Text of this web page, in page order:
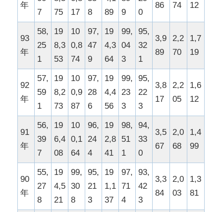
年
7
75
17
8
89
9
0
86
74
12
93
年
58,
25
1
19
8,3
53
10
0,8
74
97,
47
9
19
4,3
64
99,
04
3
95,
32
1
3,9
89
2,2
70
1,7
19
92
年
57,
59
1
19
8,2
73
10
0,9
87
97,
28
6
19
4,4
56
99,
23
3
95,
22
3
3,8
17
2,2
05
1,6
12
91
年
56,
39
7
19
6,4
08
10
0,1
64
96,
24
4
19
2,8
41
98,
51
1
94,
33
0
3,5
67
2,0
68
1,4
99
90
年
55,
27
8
19
4,5
21
99,
30
8
95,
21
3
19
1,1
37
97,
71
4
93,
42
3
3,3
84
2,0
03
1,3
81